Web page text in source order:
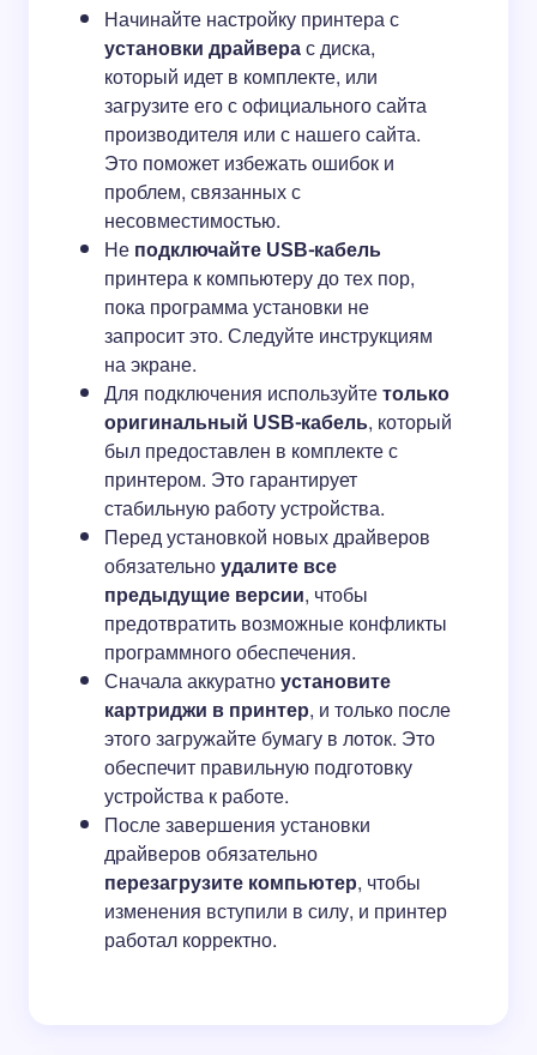
Начинайте настройку принтера с
установки драйверас диска,
который идет в комплекте, или
загрузите его с официального сайта
производителя или с нашего сайта.
Это поможет избежать ошибок и
проблем, связанных с
несовместимостью.
Неподключайте USB-кабель
принтера к компьютеру до тех пор,
пока программа установки не
запросит это. Следуйте инструкциям
на экране.
Для подключения используйтетолько
оригинальный USB-кабель, который
был предоставлен в комплекте с
принтером. Это гарантирует
стабильную работу устройства.
Перед установкой новых драйверов
обязательноудалите все
предыдущие версии, чтобы
предотвратить возможные конфликты
программного обеспечения.
Сначала аккуратноустановите
картриджи в принтер, и только после
этого загружайте бумагу в лоток. Это
обеспечит правильную подготовку
устройства к работе.
После завершения установки
драйверов обязательно
перезагрузите компьютер, чтобы
изменения вступили в силу, и принтер
работал корректно.